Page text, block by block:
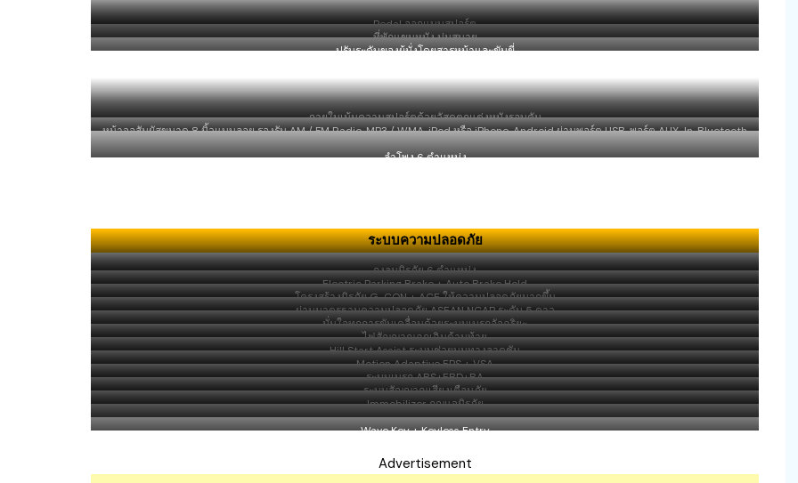
Pedal ออกแบบสปอร์ต
ที่พักแขนหนัง นุ่มสบาย
ปรับระดับของผู้นั่งโดยสารหน้าและขับขี่
ภายในเน้นความสปอร์ตด้วยวัสดุตกแต่งหนังรอบคัน
หน้าจอสัมผัสขนาด 8 นิ้วแบบลอย รองรับ AM / FM Radio, MP3 / WMA, iPod หรือ iPhone, Android ผ่านพอร์ต USB, พอร์ต AUX-In, Bluetooth
และสมาร์ทโฟน
ลำโพง 6 ตำแหน่ง
ระบบความปลอดภัย
ถุงลมนิรภัย 6 ตำแหน่ง
Electric Parking Brake + Auto Brake Hold
โครงสร้างนิรภัย G-CON + ACE ให้ความปลอดภัยมากขึ้น
ผ่านมาตรฐานความปลอดภัย ASEAN NCAP ระดับ 5 ดาว
มั่นใจทุกการขับเคลื่อนด้วยระบบเบรกอัจฉริยะ
ไฟสัญญาณฉุกเฉินด้านท้าย
Hill Start Assist ระบบช่วยบนทางลาดชัน
Motion Adaptive EPS + VSA
ระบบเบรก ABS+EBD+BA
ระบบสัญญาณเสียงเตือนภัย
Immobilizer กุญแจนิรภัย
Smart Key
Wave Key + Keyless Entry
Advertisement